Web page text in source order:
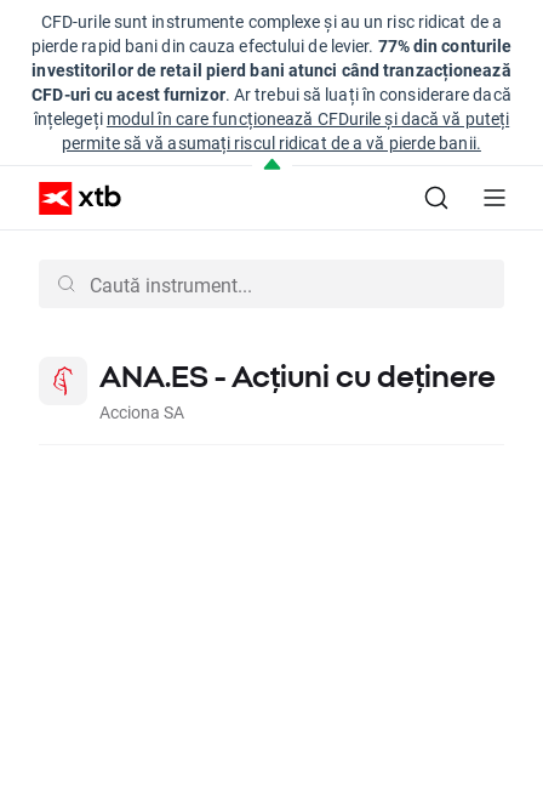
CFD-urile sunt instrumente complexe și au un risc ridicat de a
pierde rapid bani din cauza efectului de levier. 77% din conturile
investitorilor de retail pierd bani atunci când tranzacționează
CFD-uri cu acest furnizor. Ar trebui să luați în considerare dacă
înțelegeți modul în care funcționează CFDurile și dacă vă puteți
permite să vă asumați riscul ridicat de a vă pierde banii.
ANA.ES - Acțiuni cu deținere
Acciona SA